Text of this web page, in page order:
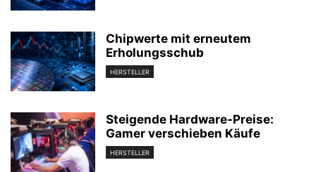
Chipwerte mit erneutem
Erholungsschub
HERSTELLER
Steigende Hardware-Preise:
Gamer verschieben Käufe
HERSTELLER